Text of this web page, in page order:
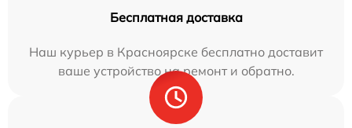
Бесплатная доставка
Наш курьер в Красноярске бесплатно доставит
ваше устройство на ремонт и обратно.